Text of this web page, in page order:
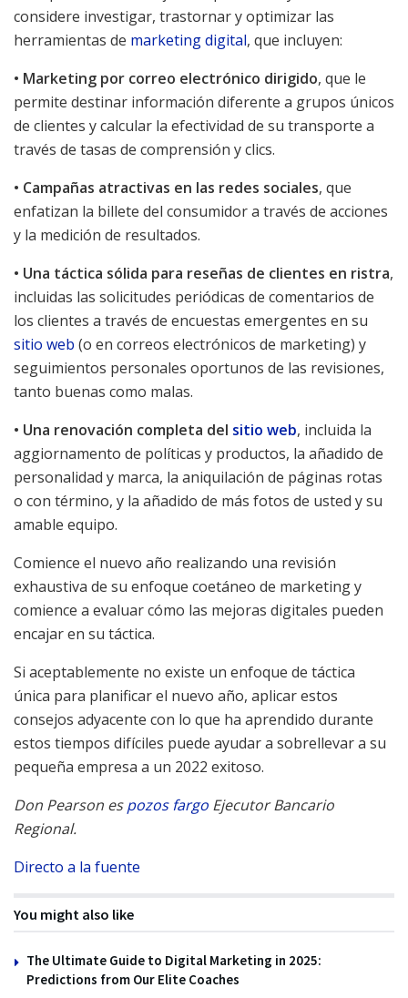
considere investigar, trastornar y optimizar las
herramientas de marketing digital, que incluyen:
• Marketing por correo electrónico dirigido, que le
permite destinar información diferente a grupos únicos
de clientes y calcular la efectividad de su transporte a
través de tasas de comprensión y clics.
• Campañas atractivas en las redes sociales, que
enfatizan la billete del consumidor a través de acciones
y la medición de resultados.
• Una táctica sólida para reseñas de clientes en ristra,
incluidas las solicitudes periódicas de comentarios de
los clientes a través de encuestas emergentes en su
sitio web (o en correos electrónicos de marketing) y
seguimientos personales oportunos de las revisiones,
tanto buenas como malas.
• Una renovación completa del sitio web, incluida la
aggiornamento de políticas y productos, la añadido de
personalidad y marca, la aniquilación de páginas rotas
o con término, y la añadido de más fotos de usted y su
amable equipo.
Comience el nuevo año realizando una revisión
exhaustiva de su enfoque coetáneo de marketing y
comience a evaluar cómo las mejoras digitales pueden
encajar en su táctica.
Si aceptablemente no existe un enfoque de táctica
única para planificar el nuevo año, aplicar estos
consejos adyacente con lo que ha aprendido durante
estos tiempos difíciles puede ayudar a sobrellevar a su
pequeña empresa a un 2022 exitoso.
Don Pearson espozos fargo Ejecutor Bancario
Regional.
Directo a la fuente
You might also like
The Ultimate Guide to Digital Marketing in 2025:
Predictions from Our Elite Coaches